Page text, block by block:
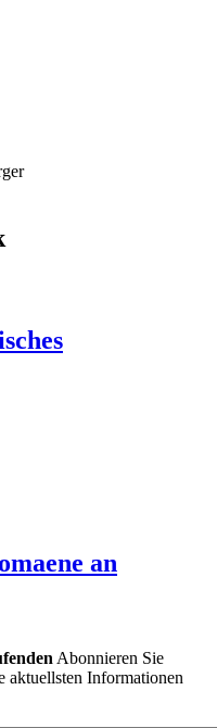
an
Abonnieren Sie
aktuellsten Informationen